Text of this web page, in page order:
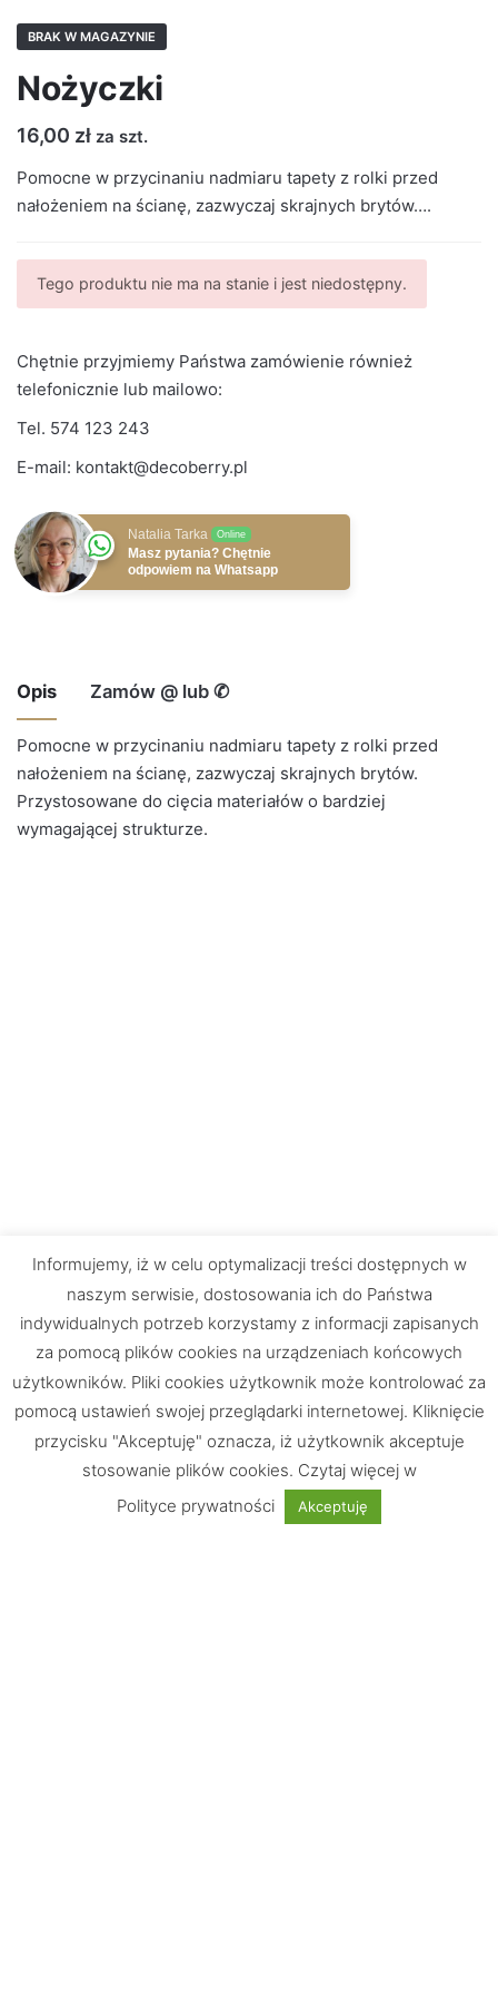
BRAK W MAGAZYNIE
Nożyczki
16,00 zł za szt.
Pomocne w przycinaniu nadmiaru tapety z rolki przed
nałożeniem na ścianę, zazwyczaj skrajnych brytów….
Tego produktu nie ma na stanie i jest niedostępny.
Chętnie przyjmiemy Państwa zamówienie również
telefonicznie lub mailowo:
Tel. 574 123 243
E-mail: kontakt@decoberry.pl
Natalia Tarka Online
Masz pytania? Chętnie
odpowiem na Whatsapp
Opis Zamów @ lub ✆
Pomocne w przycinaniu nadmiaru tapety z rolki przed
nałożeniem na ścianę, zazwyczaj skrajnych brytów.
Przystosowane do cięcia materiałów o bardziej
wymagającej strukturze.
574 123 243
kontakt@decoberry.pl
Chętnie odpowiemy na Wasze pytania
Informujemy, iż w celu optymalizacji treści dostępnych w
naszym serwisie, dostosowania ich do Państwa
indywidualnych potrzeb korzystamy z informacji zapisanych
za pomocą plików cookies na urządzeniach końcowych
użytkowników. Pliki cookies użytkownik może kontrolować za
pomocą ustawień swojej przeglądarki internetowej. Kliknięcie
przycisku "Akceptuję" oznacza, iż użytkownik akceptuje
stosowanie plików cookies. Czytaj więcej w
Polityce prywatności
Akceptuję